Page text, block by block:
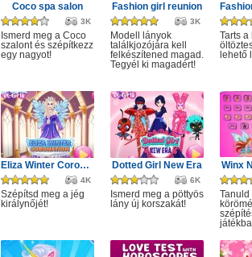
Coco spa salon
3K
Ismerd meg a Coco
szalont és szépítkezz
egy nagyot!
Fashion girl reunion
3K
Modell lányok
találkjozójára kell
felkészítened magad.
Tegyél ki magadért!
Tarts
lehető
Eliza Winter Coronation
4K
Szépítsd meg a jég
királynőjét!
Dotted Girl New Era
6K
Ismerd meg a pöttyös
lány új korszakát!
Winx
Tanuld